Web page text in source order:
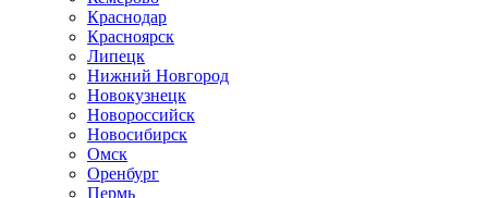
Краснодар
Красноярск
Липецк
Нижний Новгород
Новокузнецк
Новороссийск
Новосибирск
Омск
Оренбург
Пермь